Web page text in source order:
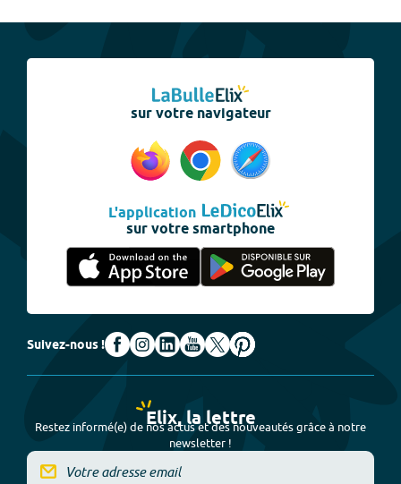
sur votre navigateur
L'application
sur votre smartphone
Suivez-nous !
Elix, la lettre
Restez informé(e) de nos actus et des nouveautés grâce à notre
newsletter !